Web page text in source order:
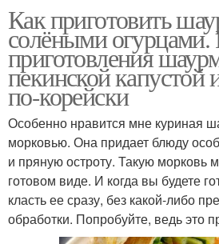
Как приготовить
солёными огурцами.
приготовления
пекинской капустой
по-корейски
Особенно нравится мне куриная
морковью. Она придает блюду
и пряную остроту. Такую морковь
готовом виде. И когда вы будете
класть ее сразу, без какой-либо
обработки. Попробуйте, ведь это